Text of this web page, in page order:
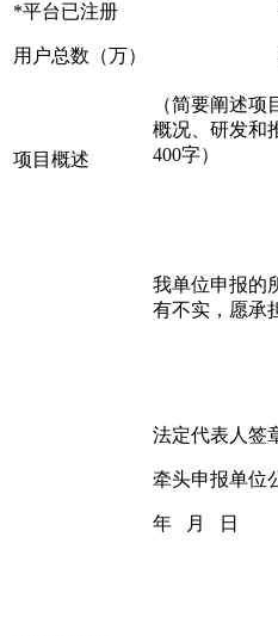
*平台已注册
用户总数（万）
项目概述
（简要阐述
概况、研发和
400字）
我单位申报的
有不实，愿承
法定代表人签
牵头申报单位
年 月 日